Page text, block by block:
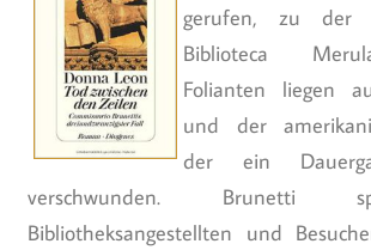
gerufen, zu der
Biblioteca
Folianten liegen
und der
der ein
verschwunden. Brunetti
Bibliotheksangestellten und